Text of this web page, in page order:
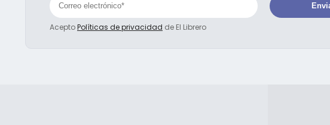
AceptoPolíticas de privacidad de El Librero